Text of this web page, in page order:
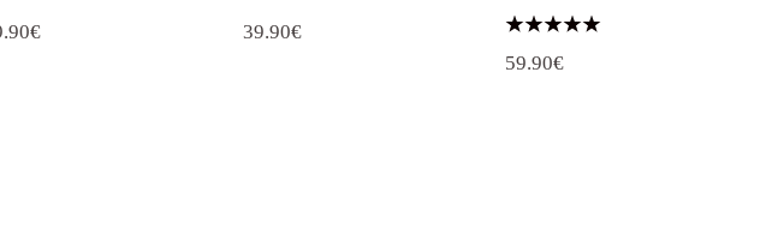
€
39.90€
5.00
59.90€